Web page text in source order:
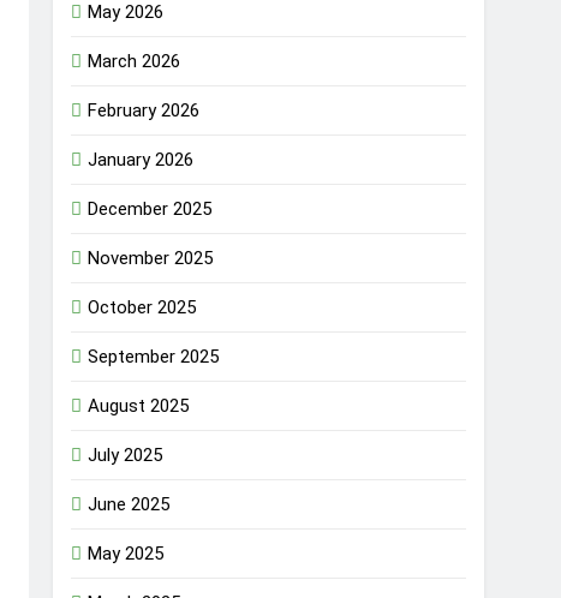
May 2026
March 2026
February 2026
January 2026
December 2025
November 2025
October 2025
September 2025
August 2025
July 2025
June 2025
May 2025